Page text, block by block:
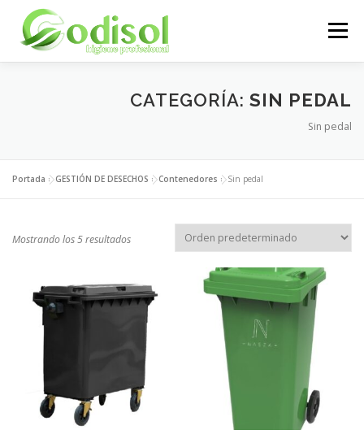
contenido
Menú
SERVICIOS PRODUCTOS
CATEGORÍA: SIN PEDAL
Sin pedal
Portada »GESTIÓN DE DESECHOS »Contenedores »Sin pedal
Mostrando los 5 resultados